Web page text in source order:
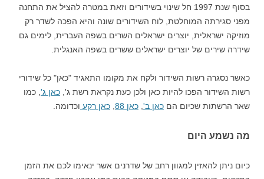
בסוף שנת 1997 חל שינוי בשידורים וזאת במטרה להציל את התחנה
מפני סגירתה המוחלטת, לוח השידורים שונה והיא הפכה לשדר רק
מוזיקה ישראלית, יוצרים ישראלים השרים בשפה העברית, לימים גם
שידרה שירים של יוצרים ישראלים ששרים בשפה האנגלית.
כאשר נסגרה רשות השידור ולקח את מקומו התאגיד "כאן" כל שידורי
רשות השידור הפכו להיות כאן ולכן כעת נקראת רשת ג', כאן ג' , כמו
שאר הרשתות שכיום הם כאן ב' כאן 88 כאן רקע וכדומה.
מה נשמע היום
כיום ניתן להאזין למגוון רחב של שדרנים אשר ינאימו לכם את הזמן